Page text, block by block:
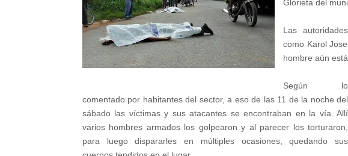
Glorieta del
Las
como Karol
hombre aún
Según lo
comentado por habitantes del sector, a eso de las 11 de la noche del
sábado las víctimas y sus atacantes se encontraban en la vía. Allí
varios hombres armados los golpearon y al parecer los torturaron,
para luego dispararles en múltiples ocasiones, quedando sus